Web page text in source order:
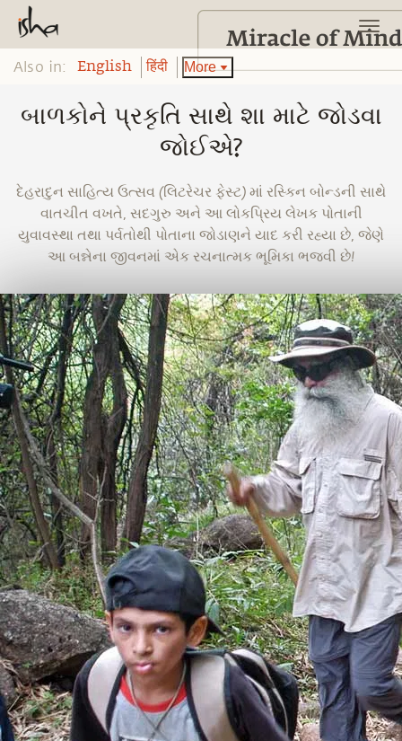
Also in: English हिंदी More
બાળકોને પ્રકૃતિ સાથે શા માટે જોડવા
જોઈએ?
દેહરાદુન સાહિત્ય ઉત્સવ (લિટરેચર ફેસ્ટ) માં રસ્કિન બોન્ડની સાથે
વાતચીત વખતે, સદગુરુ અને આ લોકપ્રિય લેખક પોતાની
યુવાવસ્થા તથા પર્વતોથી પોતાના જોડાણને યાદ કરી રહ્યા છે, જેણે
આ બન્નેના જીવનમાં એક રચનાત્મક ભૂમિકા ભજવી છે!